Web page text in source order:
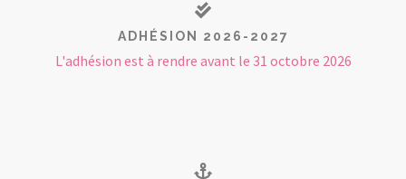
ADHÉSION 2026-2027
L'adhésion est à rendre avant le 31 octobre 2026